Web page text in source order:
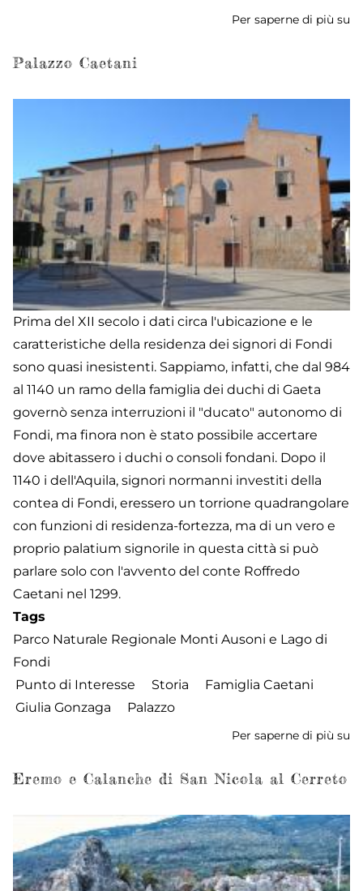
Per saperne di più su
Palazzo Caetani
Prima del XII secolo i dati circa l'ubicazione e le
caratteristiche della residenza dei signori di Fondi
sono quasi inesistenti. Sappiamo, infatti, che dal 984
al 1140 un ramo della famiglia dei duchi di Gaeta
governò senza interruzioni il "ducato" autonomo di
Fondi, ma finora non è stato possibile accertare
dove abitassero i duchi o consoli fondani. Dopo il
1140 i dell'Aquila, signori normanni investiti della
contea di Fondi, eressero un torrione quadrangolare
con funzioni di residenza-fortezza, ma di un vero e
proprio palatium signorile in questa città si può
parlare solo con l'avvento del conte Roffredo
Caetani nel 1299.
Tags
Parco Naturale Regionale Monti Ausoni e Lago di
Fondi
Punto di Interesse
Storia
Famiglia Caetani
Giulia Gonzaga
Palazzo
Per saperne di più su
Eremo e Calanche di San Nicola al Cerreto